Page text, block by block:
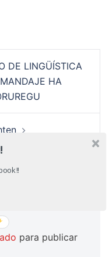
DE LINGÜÍSTICA
HA
para publicar